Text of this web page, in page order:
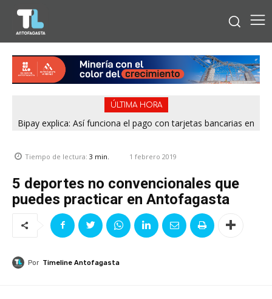
ÚLTIMA HORA
Bipay explica: Así funciona el pago con tarjetas bancarias en
Tiempo de lectura: 3 min. 1 febrero 2019
5 deportes no convencionales que
puedes practicar en Antofagasta
Por Timeline Antofagasta